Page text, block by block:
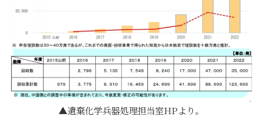
遺棄化学兵器処理担当室HPより。